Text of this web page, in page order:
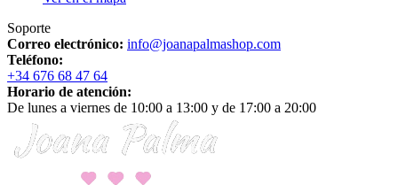
Soporte
Correo electrónico: info@joanapalmashop.com
Teléfono:
+34 676 68 47 64
Horario de atención:
De lunes a viernes de 10:00 a 13:00 y de 17:00 a 20:00